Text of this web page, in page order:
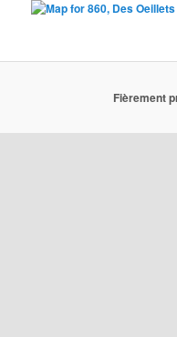
Fièrement